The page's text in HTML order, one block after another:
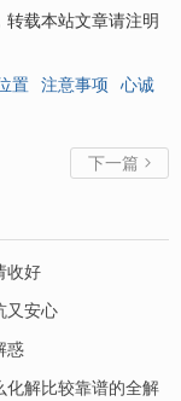
载本站文章请注明
置 注意事项
心诚
下一篇 
收好
又安心
惑
化解比较靠谱的全解